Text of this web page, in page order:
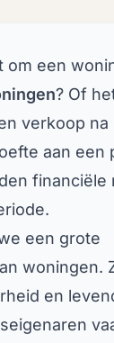
om een
? Of
verkoop
aan een
financiële
een grote
woningen.
en